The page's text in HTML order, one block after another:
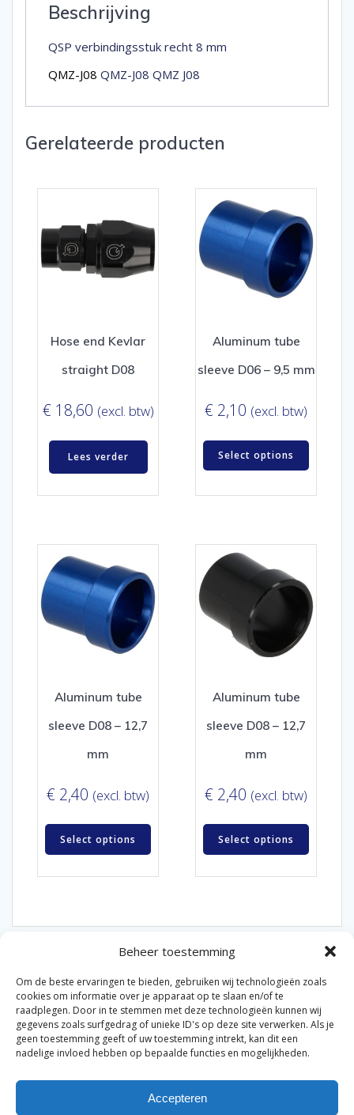
Beheer toestemming
Om de beste ervaringen te bieden, gebruiken wij technologieën zoals
cookies om informatie over je apparaat op te slaan en/of te
raadplegen. Door in te stemmen met deze technologieën kunnen wij
gegevens zoals surfgedrag of unieke ID's op deze site verwerken. Als je
geen toestemming geeft of uw toestemming intrekt, kan dit een
nadelige invloed hebben op bepaalde functies en mogelijkheden.
Accepteren
Beschrijving
QSP verbindingsstuk recht 8 mm
QMZ-J08 QMZ-J08 QMZ J08
Gerelateerde producten
Hose end Kevlar
straight D08
€ 18,60 (excl. btw)
Lees verder
Aluminum tube
sleeve D06 – 9,5 mm
€ 2,10 (excl. btw)
Select options
Aluminum tube
sleeve D08 – 12,7
mm
€ 2,40 (excl. btw)
Select options
Aluminum tube
sleeve D08 – 12,7
mm
€ 2,40 (excl. btw)
Select options
© 2026 Van der Bel Las en Radiateurenbedrijf.
Privacyverklaring|Cookiebeleid|Retourbeleid|
Algemene voorwaarden voor consumenten